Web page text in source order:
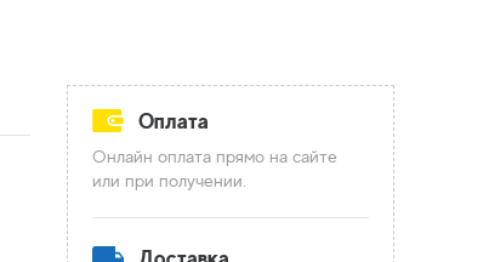
Оплата
Онлайн оплата прямо на сайте
или при получении.